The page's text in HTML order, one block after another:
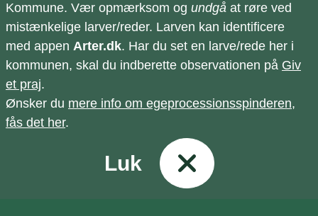
Kommune. Vær opmærksom og undgå at røre ved
mistænkelige larver/reder. Larven kan identificere
med appen Arter.dk. Har du set en larve/rede her i
kommunen, skal du indberette observationen på Giv
et praj.
Ønsker du mere info om egeprocessionsspinderen,
fås det her.
Luk